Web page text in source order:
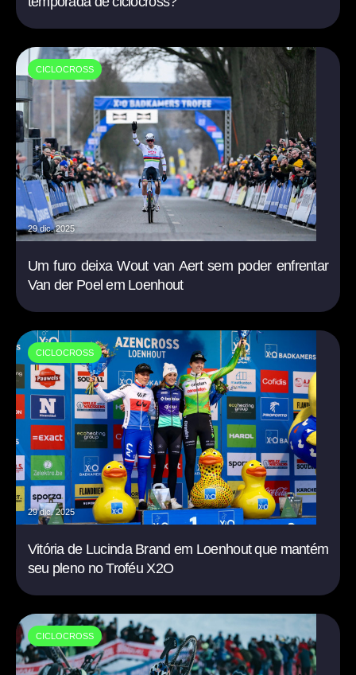
CICLOCROSS
29 dic. 2025
Um furo deixa Wout van Aert sem poder enfrentar
Van der Poel em Loenhout
CICLOCROSS
29 dic. 2025
Vitória de Lucinda Brand em Loenhout que mantém
seu pleno no Troféu X2O
CICLOCROSS